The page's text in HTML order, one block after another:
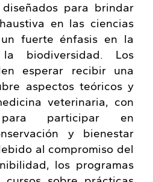
para brindar
en las ciencias
fuerte énfasis en la
biodiversidad. Los
esperar recibir una
aspectos teóricos y
veterinaria, con
para participar en
y bienestar
al compromiso del
los programas